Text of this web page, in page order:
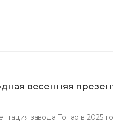
весенняя
завода Тонар в 2025